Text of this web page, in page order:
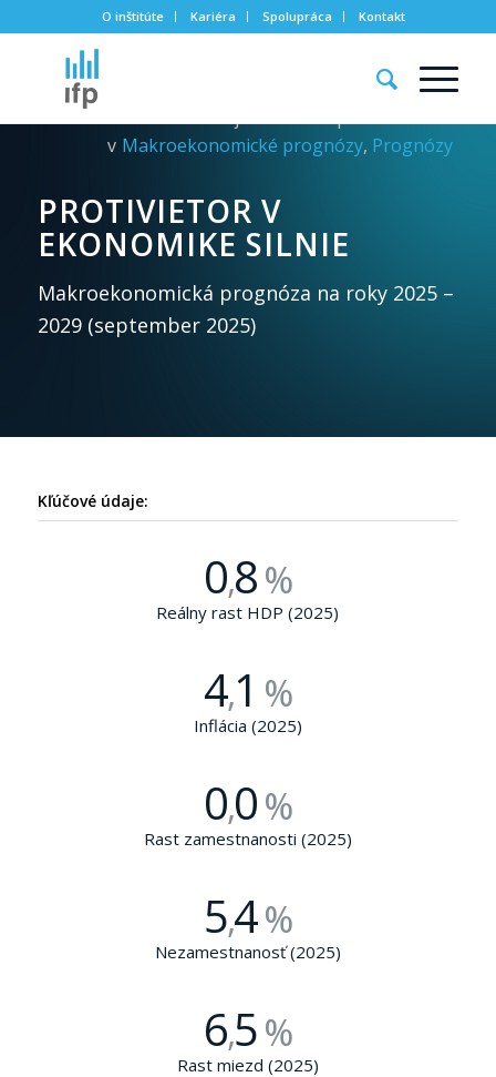
O inštitúte Kariéra Spolupráca Kontakt
v Makroekonomické prognózy, Prognózy
PROTIVIETOR V
EKONOMIKE SILNIE
Makroekonomická prognóza na roky 2025 –
2029 (september 2025)
Kľúčové údaje:
0,8%
Reálny rast HDP (2025)
4,1 %
Inflácia (2025)
0,0%
Rast zamestnanosti (2025)
5,4%
Nezamestnanosť (2025)
6,5%
Rast miezd (2025)